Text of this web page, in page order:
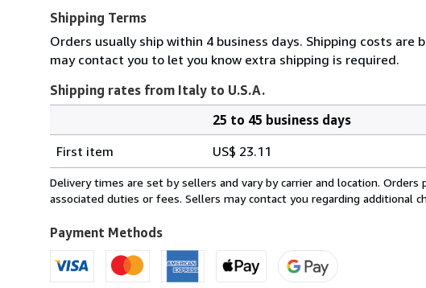
Shipping Terms
Orders usually ship within 4 business days. Shipping costs are
may contact you to let you know extra shipping is required.
Shipping rates from Italy to U.S.A.
rates
from
Italy
U.S.A.
25 to 45 business days
First item
US$ 23.11
Delivery times are set by sellers and vary by carrier and location.
associated duties or fees. Sellers may contact you regarding additional
Payment Methods